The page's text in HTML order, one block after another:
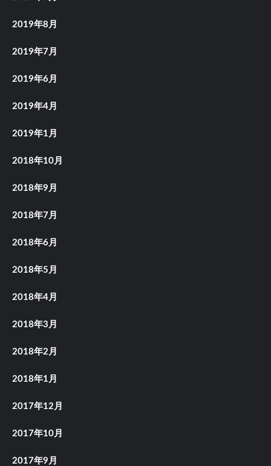
2019年8月
2019年7月
2019年6月
2019年4月
2019年1月
2018年10月
2018年9月
2018年7月
2018年6月
2018年5月
2018年4月
2018年3月
2018年2月
2018年1月
2017年12月
2017年10月
2017年9月